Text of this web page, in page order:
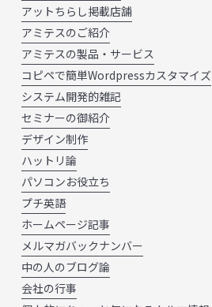
アットちらし掲載店舗
アミテスのご紹介
アミテスの製品・サービス
コピペで簡単Wordpressカスタマイズ
システム開発的雑記
セミナーの御紹介
デザイン制作
ハットリ論
パソコンお役立ち
プチ英語
ホームページ記事
メルマガバックナンバー
中の人のブログ論
会社の行事